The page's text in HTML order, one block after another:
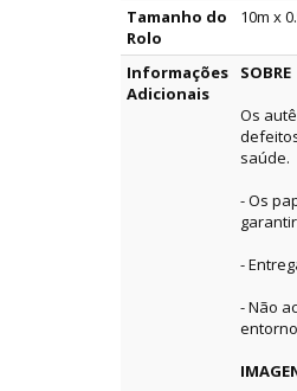
Tamanho do
Rolo
10m x
Informações
Adicionais
SOBRE
Os
saúde.
- Os
-
- Não